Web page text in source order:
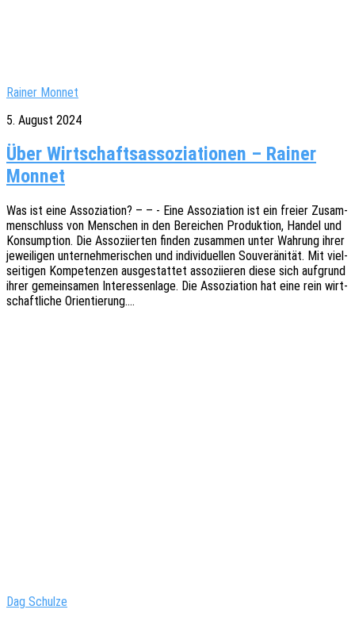
Rainer Monnet
5. August 2024
Über Wirtschaftsassoziationen – Rainer
Monnet
Was ist eine Asso­zia­ti­on? – – - Eine Asso­zia­ti­on ist ein freier Zusam­
men­schluss von Menschen in den Berei­chen Produk­ti­on, Handel und
Konsump­ti­on. Die Asso­zi­ier­ten finden zusam­men unter Wahrung ihrer
jewei­li­gen unter­neh­me­ri­schen und indi­vi­du­el­len Souve­rä­ni­tät. Mit viel­
sei­ti­gen Kompe­ten­zen ausge­stat­tet asso­zi­ie­ren diese sich aufgrund
ihrer gemein­sa­men Inter­es­sen­la­ge. Die Asso­zia­ti­on hat eine rein wirt­
schaft­li­che Orientierung.…
Dag Schulze